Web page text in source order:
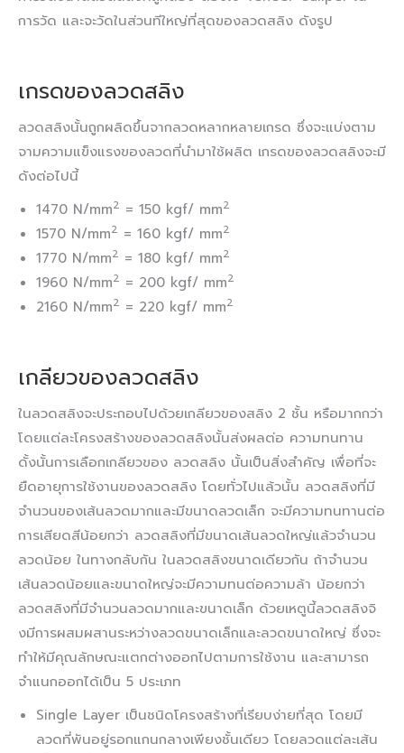
การวัด และจะวัดในส่วนทีใหญ่ที่สุดของลวดสลิง ดังรูป
เกรดของลวดสลิง
ลวดสลิงนั้นถูกผลิดขึ้นจากลวดหลากหลายเกรด ซึ่งจะแบ่งตาม
จามความแข็งแรงของลวดที่นำมาใช้ผลิต เกรดของลวดสลิงจะมี
ดังต่อไปนี้
1470 N/mm2 = 150 kgf/ mm2
1570 N/mm2 = 160 kgf/ mm2
1770 N/mm2 = 180 kgf/ mm2
1960 N/mm2 = 200 kgf/ mm2
2160 N/mm2 = 220 kgf/ mm2
เกลียวของลวดสลิง
ในลวดสลิงจะประกอบไปด้วยเกลียวของสลิง 2 ชั้น หรือมากกว่า
โดยแต่ละโครงสร้างของลวดสลิงนั้นส่งผลต่อ ความทนทาน
ดั้งนั้นการเลือกเกลียวของ ลวดสลิง นั้นเป็นสิ่งสำคัญ เพื่อที่จะ
ยืดอายุการใช้งานของลวดสลิง โดยทั่วไปแล้วนั้น ลวดสลิงที่มี
จำนวนของเส้นลวดมากและมีขนาดลวดเล็ก จะมีความทนทานต่อ
การเสียดสีน้อยกว่า ลวดสลิงที่มีขนาดเส้นลวดใหญ่แล้วจำนวน
ลวดน้อย ในทางกลับกัน ในลวดสลิงขนาดเดียวกัน ถ้าจำนวน
เส้นลวดน้อยและขนาดใหญ่จะมีความทนต่อความล้า น้อยกว่า
ลวดสลิงที่มีจำนวนลวดมากและขนาดเล็ก ด้วยเหตูนี้ลวดสลิงจิ
งมีการผสมผสานระหว่างลวดขนาดเล็กและลวดขนาดใหญ่ ซึ่งจะ
ทำให้มีคุณลักษณะแตกต่างออกไปตามการใช้งาน และสามารถ
จำแนกออกได้เป็น 5 ประเภท
Single Layer เป็นชนิดโครงสร้างที่เรียบง่ายที่สุด โดยมี
ลวดที่พันอยู่รอกแกนกลางเพียงชั้นเดียว โดยลวดแต่ละเส้น